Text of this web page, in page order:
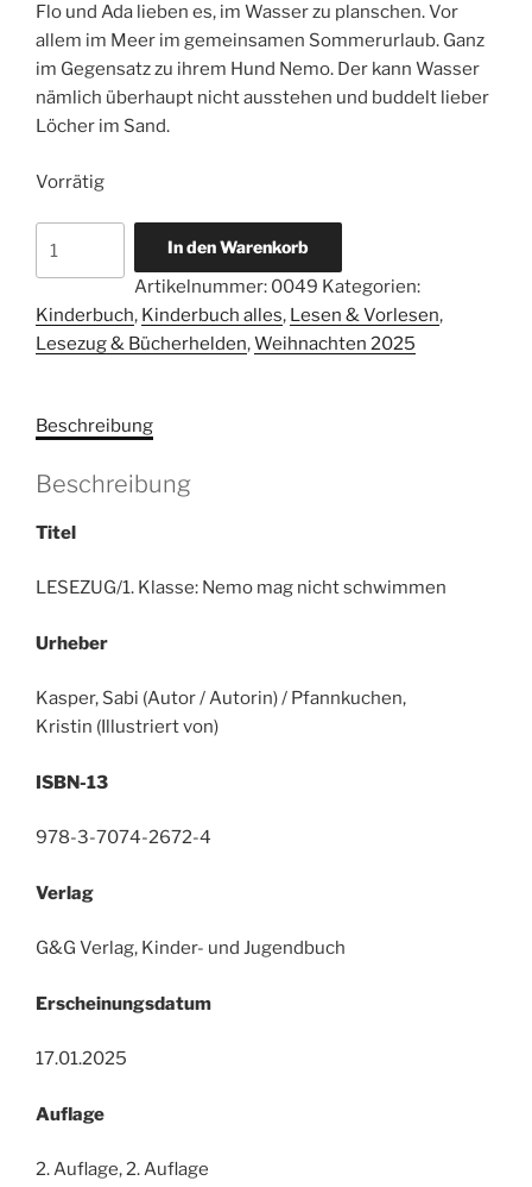
Flo und Ada lieben es, im Wasser zu planschen. Vor
allem im Meer im gemeinsamen Sommerurlaub. Ganz
im Gegensatz zu ihrem Hund Nemo. Der kann Wasser
nämlich überhaupt nicht ausstehen und buddelt lieber
Löcher im Sand.
Vorrätig
Klasse:
mag
nicht
In den Warenkorb
Artikelnummer: 0049 Kategorien:
Kinderbuch, Kinderbuch alles, Lesen & Vorlesen,
Lesezug & Bücherhelden,Weihnachten 2025
Beschreibung
Beschreibung
Titel
LESEZUG/1. Klasse: Nemo mag nicht schwimmen
Urheber
Kasper, Sabi (Autor / Autorin) / Pfannkuchen,
Kristin (Illustriert von)
ISBN-13
978-3-7074-2672-4
Verlag
G&G Verlag, Kinder- und Jugendbuch
Erscheinungsdatum
17.01.2025
Auflage
2. Auflage, 2. Auflage